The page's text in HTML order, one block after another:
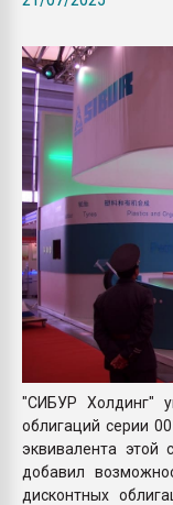
"СИБУР Холдинг"
облигаций серии
эквивалента этой
добавил
дисконтных